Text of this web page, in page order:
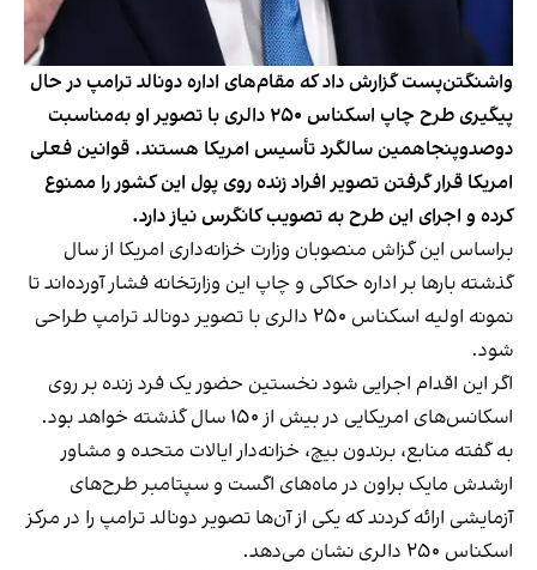
واشنگتن‌پست گزارش داد که مقام‌های اداره دونالد ترامپ در حال
پیگیری طرح چاپ اسکناس ۲۵۰ دالری با تصویر او به‌مناسبت
دوصد‌وپنجاهمین سالگرد تأسیس امریکا هستند. قوانین فعلی
امریکا قرار گرفتن تصویر افراد زنده روی پول این کشور را ممنوع
کرده و اجرای این طرح به تصویب کانگرس نیاز دارد.
براساس این گزاش منصوبان وزارت خزانه‌داری امریکا از سال
گذشته بارها بر اداره حکاکی و چاپ این وزارتخانه فشار آورده‌اند تا
نمونه اولیه اسکناس ۲۵۰ دالری با تصویر دونالد ترامپ طراحی
شود.
اگر این اقدام اجرایی شود نخستین حضور یک فرد زنده بر روی
اسکانس‌های امریکایی در بیش از ۱۵۰ سال گذشته خواهد بود.
به گفته منابع، برندون بیچ، خزانه‌دار ایالات متحده و مشاور
ارشدش مایک براون در ماه‌های اگست و سپتامبر طرح‌های
آزمایشی ارائه کردند که یکی از آن‌ها تصویر دونالد ترامپ را در مرکز
اسکناس ۲۵۰ دالری نشان می‌دهد.